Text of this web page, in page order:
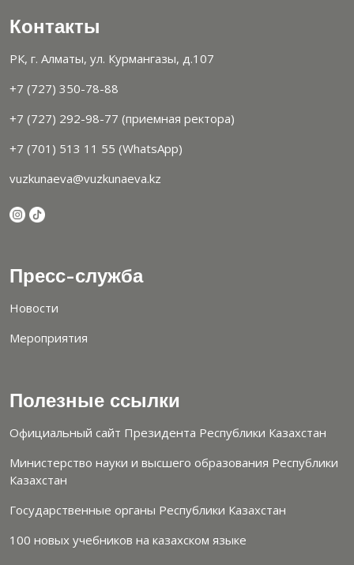
Контакты
РК, г. Алматы, ул. Курмангазы, д.107
+7 (727) 350-78-88
+7 (727) 292-98-77 (приемная ректора)
+7 (701) 513 11 55 (WhatsApp)
vuzkunaeva@vuzkunaeva.kz
Пресс-служба
Новости
Мероприятия
Полезные ссылки
Официальный сайт Президента Республики Казахстан
Министерство науки и высшего образования Республики
Казахстан
Государственные органы Республики Казахстан
100 новых учебников на казахском языке